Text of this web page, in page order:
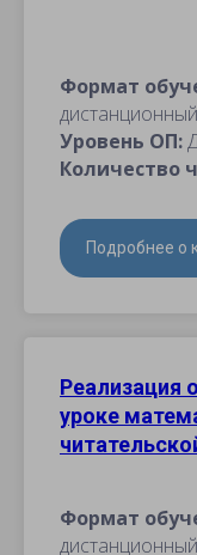
Формат
дистанционный
Уровень ОП:
Количество
Подробнее о
Реализация
уроке
Формат
дистанционный